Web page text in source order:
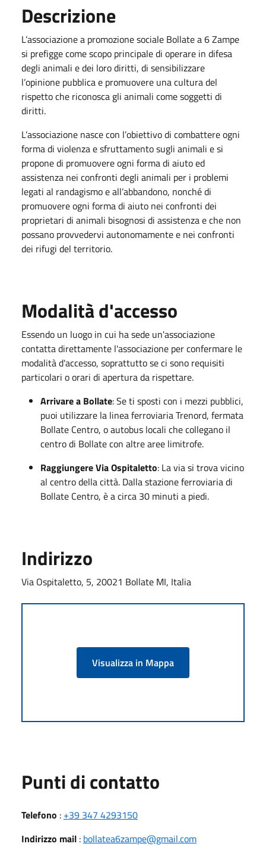
Descrizione
L’associazione a promozione sociale Bollate a 6 Zampe
si prefigge come scopo principale di operare in difesa
degli animali e dei loro diritti, di sensibilizzare
l’opinione pubblica e promuovere una cultura del
rispetto che riconosca gli animali come soggetti di
diritti.
L’associazione nasce con l’obiettivo di combattere ogni
forma di violenza e sfruttamento sugli animali e si
propone di promuovere ogni forma di aiuto ed
assistenza nei confronti degli animali per i problemi
legati al randagismo e all’abbandono, nonché di
promuovere ogni forma di aiuto nei confronti dei
proprietari di animali bisognosi di assistenza e che non
possano provvedervi autonomamente e nei confronti
dei rifugi del territorio.
Modalità d'accesso
Essendo un luogo in cui ha sede un'associazione
contatta direttamente l'associazione per confermare le
modalità d'accesso, soprattutto se ci sono requisiti
particolari o orari di apertura da rispettare.
Arrivare a Bollate: Se ti sposti con i mezzi pubblici,
puoi utilizzare la linea ferroviaria Trenord, fermata
Bollate Centro, o autobus locali che collegano il
centro di Bollate con altre aree limitrofe.
Raggiungere Via Ospitaletto: La via si trova vicino
al centro della città. Dalla stazione ferroviaria di
Bollate Centro, è a circa 30 minuti a piedi.
Indirizzo
Via Ospitaletto, 5, 20021 Bollate MI, Italia
Visualizza in Mappa
Punti di contatto
Telefono : +39 347 4293150
Indirizzo mail : bollatea6zampe@gmail.com